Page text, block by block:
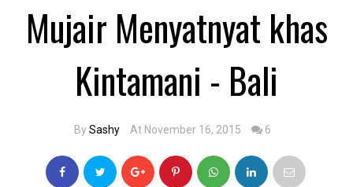
Mujair Menyatnyat khas
Kintamani - Bali
BySashy At November 16, 2015 6